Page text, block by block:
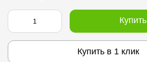
Купить
Купить в 1 клик